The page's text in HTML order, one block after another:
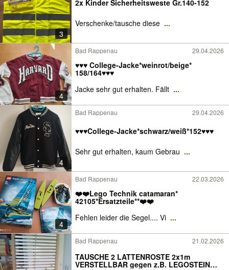
3
2x Kinder Sicherheitsweste Gr.140-152
Verschenke/tausche diese ...
4
Bad Rappenau 29.04.2026
♥️♥️♥️ College-Jacke*weinrot/beige*
158/164♥️♥️♥️
Jacke sehr gut erhalten. Fällt ...
4
Bad Rappenau 29.04.2026
♥️♥️♥️College-Jacke*schwarz/weiß*152♥️♥️♥️
Sehr gut erhalten, kaum Gebrau ...
4
Bad Rappenau 22.03.2026
❤️❤️Lego Technik catamaran*
42105*Ersatzteile**❤️❤️
Fehlen leider die Segel.... Vi ...
Bad Rappenau 21.02.2026
TAUSCHE 2 LATTENROSTE 2x1m
VERSTELLBAR gegen z.B. LEGOSTEIN